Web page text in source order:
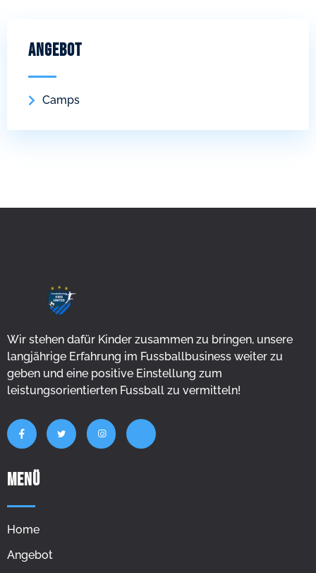
Angebot
Camps
Wir stehen dafür Kinder zusammen zu bringen, unsere
langjährige Erfahrung im Fussballbusiness weiter zu
geben und eine positive Einstellung zum
leistungsorientierten Fussball zu vermitteln!
MENÜ
Home
Angebot